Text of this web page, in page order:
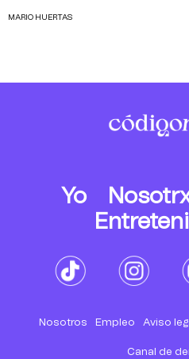
MARIO HUERTAS
Yo
Nosotros Empleo Aviso
Canal de